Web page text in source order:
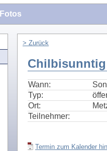
Fotos
> Zurück
Chilbisunntig
Wann:
Typ:
Ort:
Teilnehmer:
Termin zum Kalender